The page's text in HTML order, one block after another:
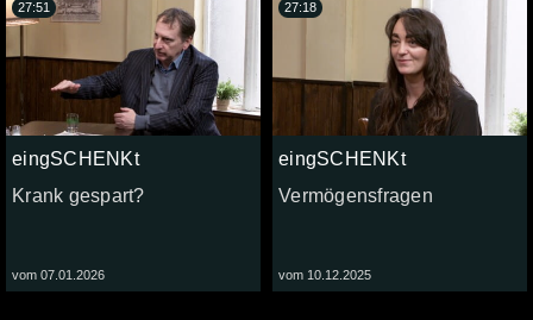
eingSCHENKt
Krank gespart?
vom 07.01.2026
27:51
eingSCHENKt
Vermögensfragen
vom 10.12.2025
27:18